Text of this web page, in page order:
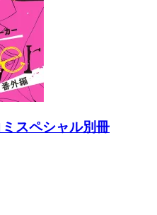
スペシャル別冊